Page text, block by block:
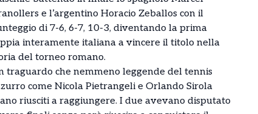
e l’argentino Horacio Zeballos con il
di 7-6, 6-7, 10-3, diventando la prima
interamente italiana a vincere il titolo nella
del torneo romano.
traguardo che nemmeno leggende del tennis
come Nicola Pietrangeli e Orlando Sirola
riusciti a raggiungere. I due avevano disputato